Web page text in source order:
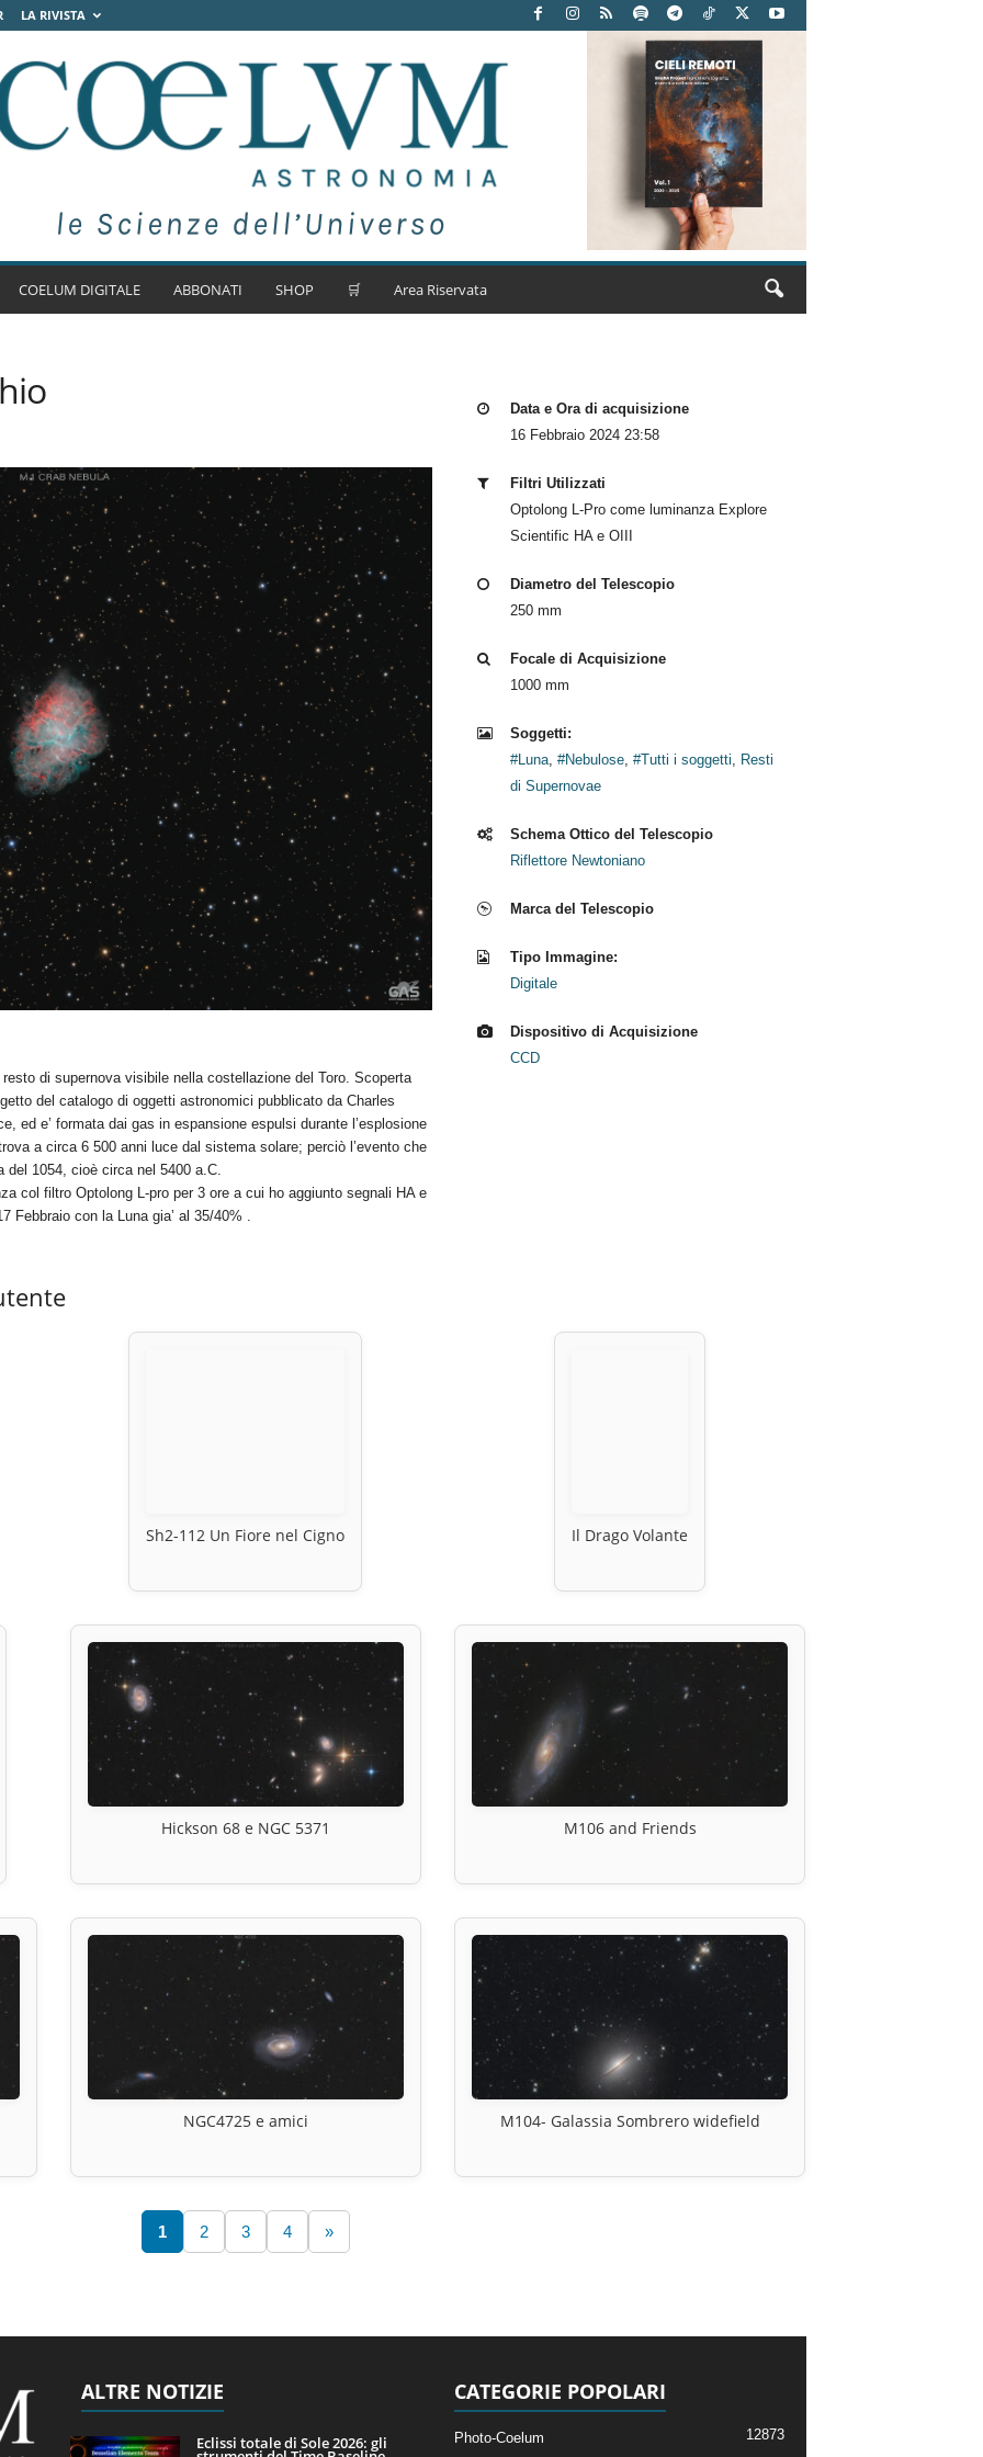
LA RIVISTA
COELUM DIGITALE ABBONATI SHOP 🛒 Area Riservata
di supernova visibile nella costellazione del Toro. Scoperta
del catalogo di oggetti astronomici pubblicato da Charles
ed e’ formata dai gas in espansione espulsi durante l’esplosione
a circa 6 500 anni luce dal sistema solare; perciò l’evento che
del 1054, cioè circa nel 5400 a.C.
col filtro Optolong L-pro per 3 ore a cui ho aggiunto segnali HA e
con la Luna gia’ al 35/40% .
Data e Ora di acquisizione
16 Febbraio 2024 23:58
Filtri Utilizzati
Optolong L-Pro come luminanza Explore
Scientific HA e OIII
Diametro del Telescopio
250 mm
Focale di Acquisizione
1000 mm
Soggetti:
#Luna, #Nebulose, #Tutti i soggetti, Resti
di Supernovae
Schema Ottico del Telescopio
Riflettore Newtoniano
Marca del Telescopio
Tipo Immagine:
Digitale
Dispositivo di Acquisizione
CCD
Sh2-112 Un Fiore nel Cigno Il Drago Volante
Hickson 68 e NGC 5371 M106 and Friends
NGC4725 e amici M104- Galassia Sombrero widefield
1 2 3 4 »
ALTRE NOTIZIE
Eclissi totale di Sole 2026: gli
CATEGORIE POPOLARI
Photo-Coelum 12873